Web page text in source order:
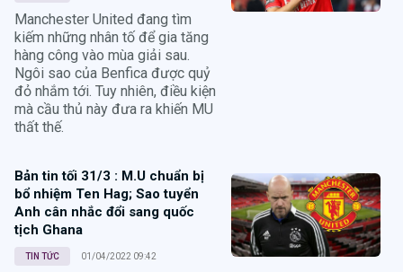
Manchester United đang tìm
kiếm những nhân tố để gia tăng
hàng công vào mùa giải sau.
Ngôi sao của Benfica được quỷ
đỏ nhắm tới. Tuy nhiên, điều kiện
mà cầu thủ này đưa ra khiến MU
thất thế.
Bản tin tối 31/3 : M.U chuẩn bị
bổ nhiệm Ten Hag; Sao tuyển
Anh cân nhắc đổi sang quốc
tịch Ghana
TIN TỨC 01/04/2022 09:42